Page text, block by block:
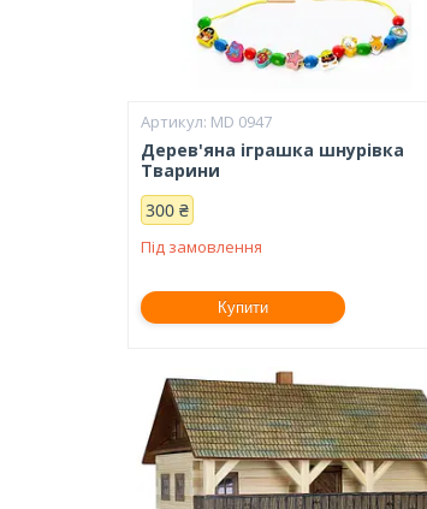
MD 0947
Дерев'яна іграшка шнурівка
Тварини
300 ₴
Під замовлення
Купити